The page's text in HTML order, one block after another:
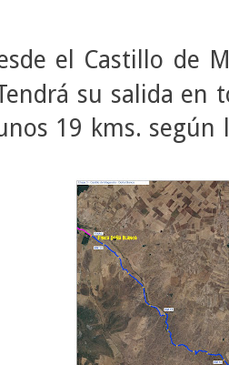
el Castillo de
su salida en
19 kms.